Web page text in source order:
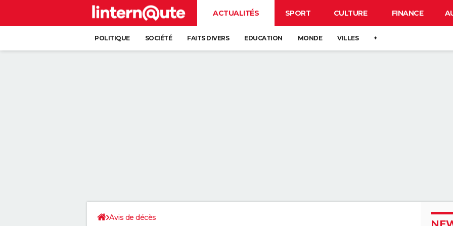
ACTUALITÉS SPORT CULTURE FINANCE
POLITIQUE SOCIÉTÉ FAITS DIVERS EDUCATION MONDE VILLES +
Avis de décès